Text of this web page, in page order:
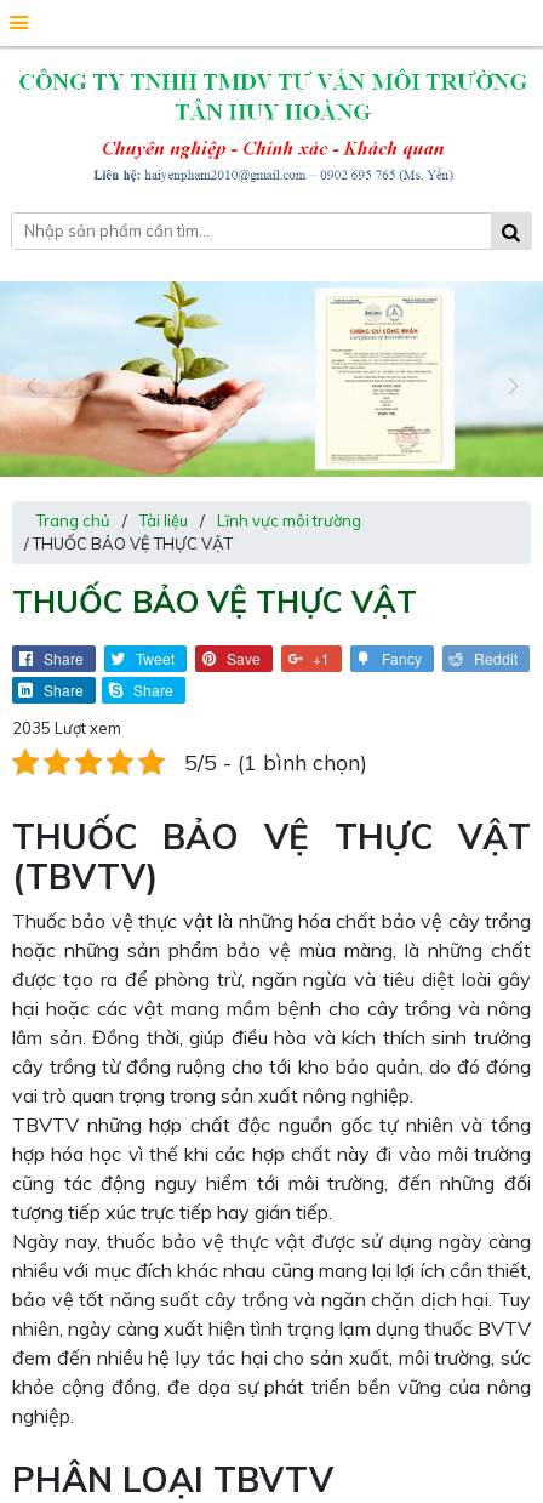
Trang chủ / Tài liệu /
Lĩnh vực môi trường
/ THUỐC BẢO VỆ THỰC VẬT
THUỐC BẢO VỆ THỰC VẬT
Share Tweet Save +1 Fancy
Reddit
Share
Share
2035 Lượt xem
5/5 - (1 bình chọn)
THUỐC BẢO VỆ THỰC VẬT
(TBVTV)
Thuốc bảo vệ thực vật là những hóa chất bảo vệ cây trồng
hoặc những sản phẩm bảo vệ mùa màng, là những chất
được tạo ra để phòng trừ, ngăn ngừa và tiêu diệt loài gây
hại hoặc các vật mang mầm bệnh cho cây trồng và nông
lâm sản. Đồng thời, giúp điều hòa và kích thích sinh trưởng
cây trồng từ đồng ruộng cho tới kho bảo quản, do đó đóng
vai trò quan trọng trong sản xuất nông nghiệp.
TBVTV những hợp chất độc nguồn gốc tự nhiên và tổng
hợp hóa học vì thế khi các hợp chất này đi vào môi trường
cũng tác động nguy hiểm tới môi trường, đến những đối
tượng tiếp xúc trực tiếp hay gián tiếp.
Ngày nay, thuốc bảo vệ thực vật được sử dụng ngày càng
nhiều với mục đích khác nhau cũng mang lại lợi ích cần thiết,
bảo vệ tốt năng suất cây trồng và ngăn chặn dịch hại. Tuy
nhiên, ngày càng xuất hiện tình trạng lạm dụng thuốc BVTV
đem đến nhiều hệ lụy tác hại cho sản xuất, môi trường, sức
khỏe cộng đồng, đe dọa sự phát triển bền vững của nông
nghiệp.
PHÂN LOẠI TBVTV